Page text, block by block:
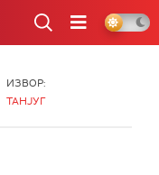
ИЗВОР:
ТАНЈУГ